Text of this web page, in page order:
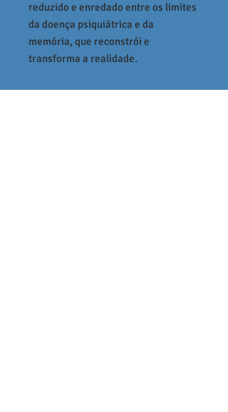
reduzido e enredado entre os limites
da doença psiquiátrica e da
memória, que reconstrói e
transforma a realidade.